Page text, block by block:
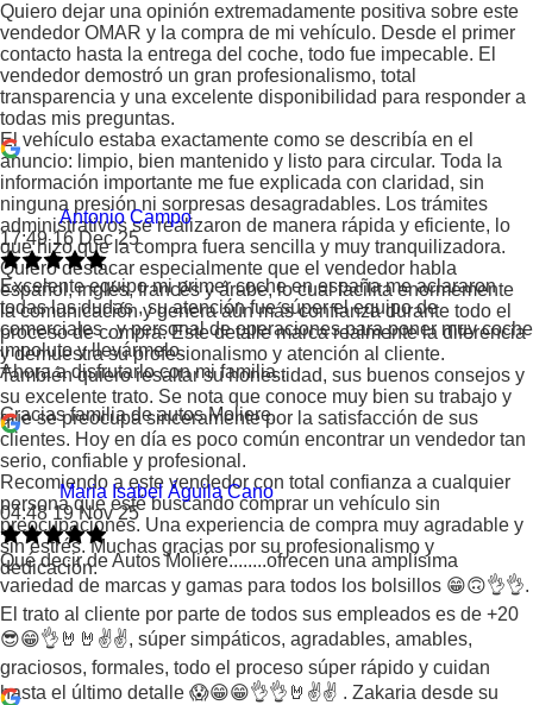
Quiero dejar una opinión extremadamente positiva sobre este
vendedor OMAR y la compra de mi vehículo. Desde el primer
contacto hasta la entrega del coche, todo fue impecable. El
vendedor demostró un gran profesionalismo, total
transparencia y una excelente disponibilidad para responder a
todas mis preguntas.
El vehículo estaba exactamente como se describía en el
anuncio: limpio, bien mantenido y listo para circular. Toda la
información importante me fue explicada con claridad, sin
ninguna presión ni sorpresas desagradables. Los trámites
administrativos se realizaron de manera rápida y eficiente, lo
que hizo que la compra fuera sencilla y muy tranquilizadora.
Quiero destacar especialmente que el vendedor habla
español, inglés, francés y árabe, lo cual facilita enormemente
la comunicación y genera aún más confianza durante todo el
proceso de compra. Este detalle marca realmente la diferencia
y demuestra su profesionalismo y atención al cliente.
También quiero resaltar su honestidad, sus buenos consejos y
su excelente trato. Se nota que conoce muy bien su trabajo y
que se preocupa sinceramente por la satisfacción de sus
clientes. Hoy en día es poco común encontrar un vendedor tan
serio, confiable y profesional.
Recomiendo a este vendedor con total confianza a cualquier
persona que esté buscando comprar un vehículo sin
preocupaciones. Una experiencia de compra muy agradable y
sin estrés. Muchas gracias por su profesionalismo y
dedicación.
Antonio Campo
17:49 16 Dec 25
Excelente equipo mi primer coche en españa me aclararon
todas las dudas , su atención fue súper el equipo de
comerciales , y personal de operaciones para poner muy coche
impoluto y llevármelo.
Ahora a disfrutarlo con mi familia .
Gracias familia de autos Moliere.
Maria Isabel Águila Cano
04:48 19 Nov 25
Qué decir de Autos Moliére........ofrecen una amplísima
variedad de marcas y gamas para todos los bolsillos 😁🙃👌👌.
El trato al cliente por parte de todos sus empleados es de +20
😎😁👌🤘🤘✌️✌️, súper simpáticos, agradables, amables,
graciosos, formales, todo el proceso súper rápido y cuidan
hasta el último detalle 😱😁😁👌👌🤘✌️✌️ . Zakaria desde su